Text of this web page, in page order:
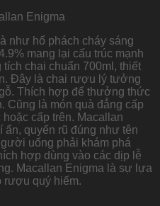
như hổ phách cháy sáng
mang lại cấu trúc mạnh
chai chuẩn 700ml, thiết
Đây là chai rượu lý tưởng
Thích hợp để thưởng thức
Cũng là món quà đẳng cấp
cấp trên. Macallan
ẩn, quyến rũ đúng như tên
uống phải khám phá
hợp dùng vào các dịp lễ
Macallan Enigma là sự lựa
rượu quý hiếm.